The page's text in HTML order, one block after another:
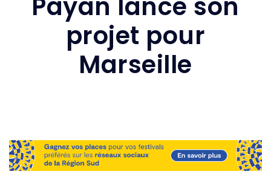
projet pour
Marseille